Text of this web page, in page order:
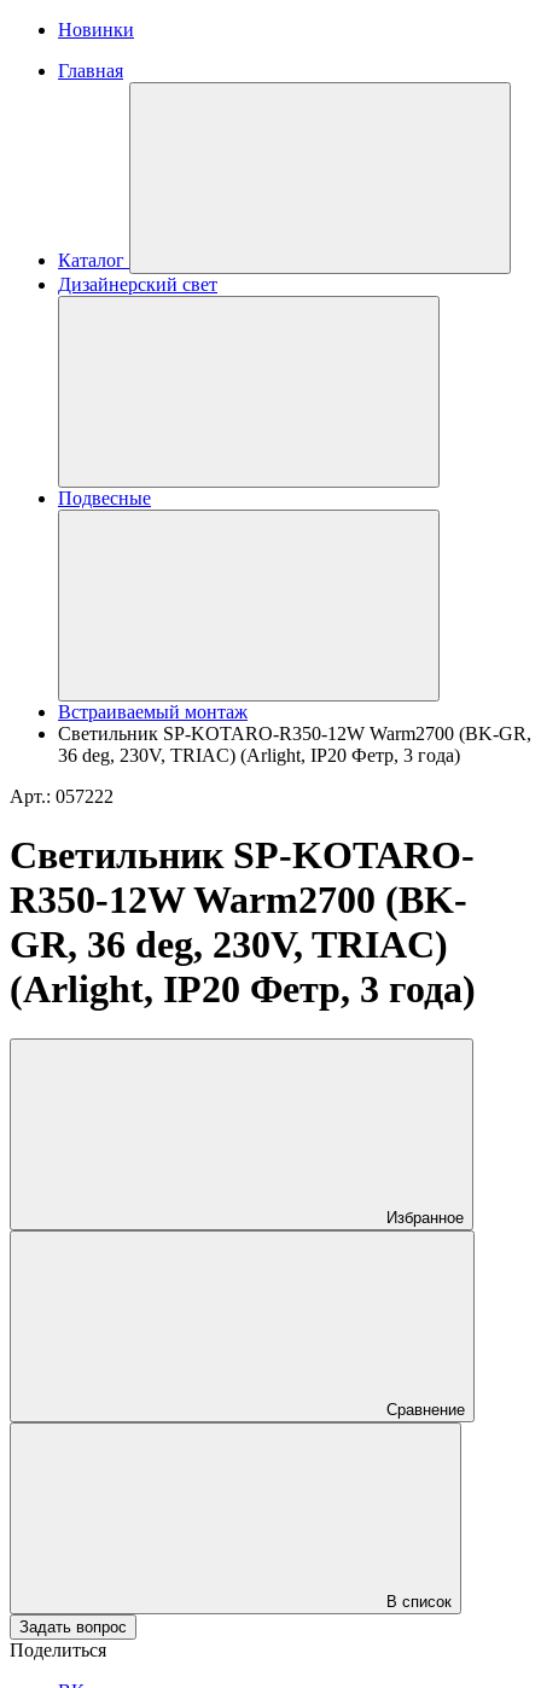
Новинки
Главная
Каталог
Дизайнерский свет
Подвесные
Встраиваемый монтаж
Светильник SP-KOTARO-R350-12W Warm2700 (BK-GR,
36 deg, 230V, TRIAC) (Arlight, IP20 Фетр, 3 года)
Арт.: 057222
Светильник SP-KOTARO-
R350-12W Warm2700 (BK-
GR, 36 deg, 230V, TRIAC)
(Arlight, IP20 Фетр, 3 года)
Избранное
Сравнение
В список
Задать вопрос
Поделиться